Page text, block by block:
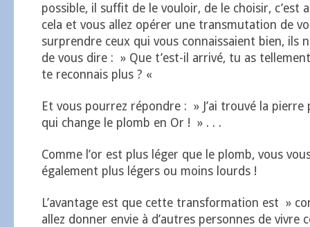
possible, il suffit de le vouloir, de le choisir, c’est
cela et vous allez opérer une transmutation de
surprendre ceux qui vous connaissaient bien, ils
de vous dire : » Que t’est-il arrivé, tu as
te reconnais plus ? «
Et vous pourrez répondre : » J’ai trouvé la pierre
qui change le plomb en Or ! » . . .
Comme l’or est plus léger que le plomb, vous
également plus légers ou moins lourds !
L’avantage est que cette transformation est »
allez donner envie à d’autres personnes de vivre